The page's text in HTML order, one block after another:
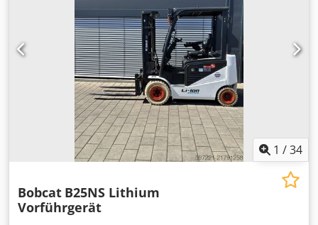
1 /34
Bobcat B25NS Lithium
Vorführgerät